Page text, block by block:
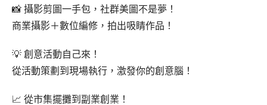
📸 攝影剪圖一手包，社群美圖不是夢！
商業攝影＋數位編修，拍出吸睛作品！
💡 創意活動自己來！
從活動策劃到現場執行，激發你的創意腦！
📈 從市集擺攤到副業創業！